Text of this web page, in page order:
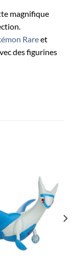
magnifique
Rareet
des figurines